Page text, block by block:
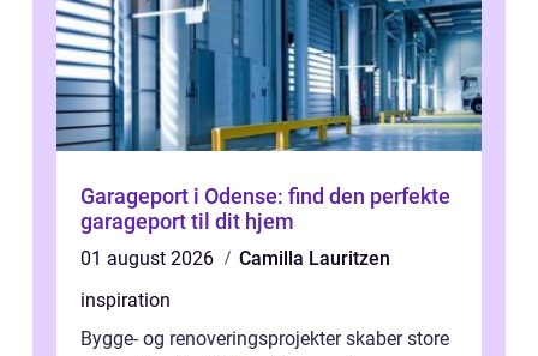
Garageport i Odense: find den perfekte
garageport til dit hjem
01 august 2026
Camilla Lauritzen
inspiration
Bygge- og renoveringsprojekter skaber store